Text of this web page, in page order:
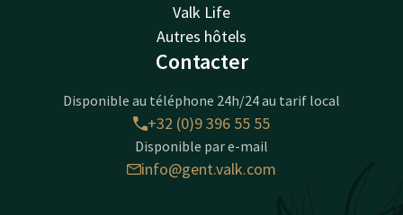
Valk Life
Autres hôtels
Contacter
Disponible au téléphone 24h/24 au tarif local
+32 (0)9 396 55 55
Disponible par e-mail
info@gent.valk.com